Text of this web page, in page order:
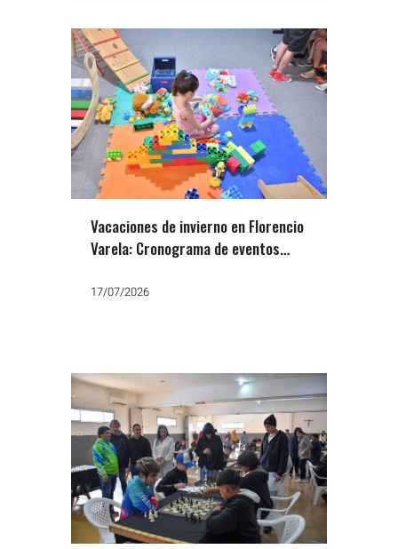
Vacaciones de invierno en Florencio
Varela: Cronograma de eventos
17/07/2026